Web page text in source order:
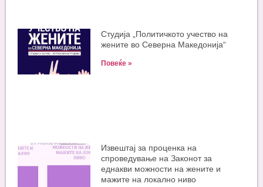
Студија „Политичкото учество на
жените во Северна Македонија“
Повеќе »
Извештај за проценка на
спроведување на Законот за
еднакви можности на жените и
мажите на локално ниво